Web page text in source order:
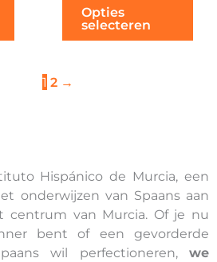
Opties
selecteren
1 2 →
Hispánico de Murcia, een
onderwijzen van Spaans aan
centrum van Murcia. Of je nu
bent of een gevorderde
wil perfectioneren, we